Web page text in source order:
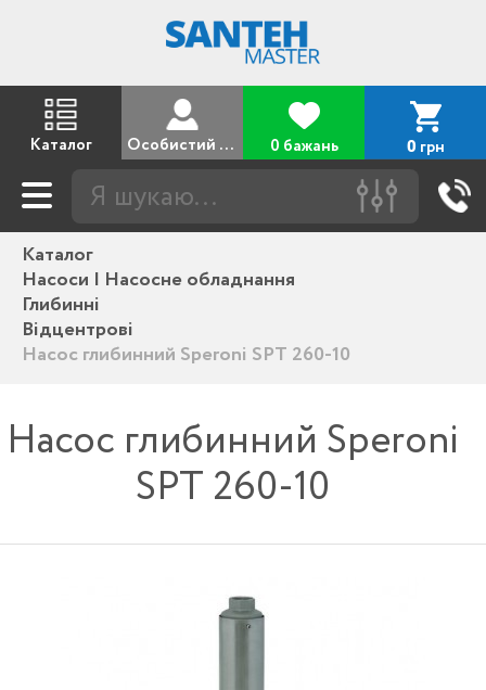
Каталог Особистий кабінет 0 бажань 0 грн
Каталог
Насоси | Насосне обладнання
Глибинні
Відцентрові
Насос глибинний Speroni SPT 260-10
Насос глибинний Speroni
SPT 260-10